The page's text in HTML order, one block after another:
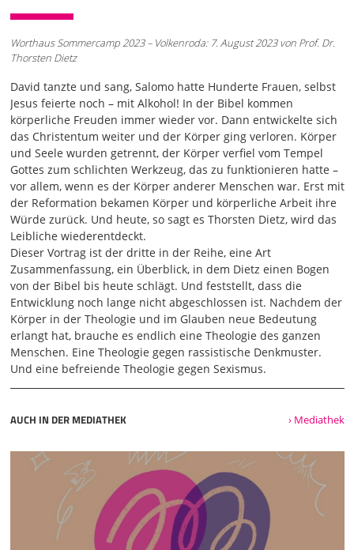
verschachtelt und verwoben sind und eine unverzichtbare
Bedeutung für das haben, was Glaube ausmacht. Glaube
als Vertrauen, Glaube in Verbundenheit mit Lieben und
Gefühlssphären der Freude, der Dankbarkeit, des Liebens
und so weiter. Heute geht es um eine Art
Zusammenfassung: Glaube mit Leib und Seele. Und ich
möchte das aber als Zusammenfassung in
02:10
Form eines Überblicks euch vorstellen. Ich möchte einen
großen Bogen spannen von der Bibel bis heute. Irgendwie
kommt man durch. Welche Stellung hatte der Körper, der
Leib, innerhalb des theologischen Nachdenkens? Ich
möchte heutige Impulse vorstellen, und wirklich auch im
Sinne von vorstellen, da kann man noch sehr viel mehr zu
sagen. Da lohnt es sich noch richtig einzusteigen, aber im
Sinne eines Gesamtüberblicks möchte ich das mal so
machen. Die grundlegende These zieht sich ja durch diese
Worthausveranstaltung insgesamt: Wir haben nicht nur so
ein Ding, genannt Körper, der sich irgendwie festgeklemmt
hat an unserem wirklichen Menschsein, was seelisch-
sind körperliche Wesen, leibhafte Wesen. Wir sind
im Lauf der Geschichte immer wieder mal gab und auch in
Theologien, werden unserer Wirklichkeit nicht gerecht. Wir
leben in einer Zeit, die das zunehmend entdeckt. Das ist
jetzt nicht ganz neu. Ich werde gleich die Geschichte
erzählen, wie es zu dieser Wiederentdeckung des Körpers
und des Leibes im großen Stile kommt. Aber es ist jetzt
Worthaus Sommercamp 2023 – Volkenroda: 7. August 2023 von Prof. Dr.
Thorsten Dietz
David tanzte und sang, Salomo hatte Hunderte Frauen, selbst
Jesus feierte noch – mit Alkohol! In der Bibel kommen
körperliche Freuden immer wieder vor. Dann entwickelte sich
das Christentum weiter und der Körper ging verloren. Körper
und Seele wurden getrennt, der Körper verfiel vom Tempel
Gottes zum schlichten Werkzeug, das zu funktionieren hatte –
vor allem, wenn es der Körper anderer Menschen war. Erst mit
der Reformation bekamen Körper und körperliche Arbeit ihre
Würde zurück. Und heute, so sagt es Thorsten Dietz, wird das
Leibliche wiederentdeckt.
Dieser Vortrag ist der dritte in der Reihe, eine Art
Zusammenfassung, ein Überblick, in dem Dietz einen Bogen
von der Bibel bis heute schlägt. Und feststellt, dass die
Entwicklung noch lange nicht abgeschlossen ist. Nachdem der
Körper in der Theologie und im Glauben neue Bedeutung
erlangt hat, brauche es endlich eine Theologie des ganzen
Menschen. Eine Theologie gegen rassistische Denkmuster.
Und eine befreiende Theologie gegen Sexismus.
AUCH IN DER MEDIATHEK › Mediathek